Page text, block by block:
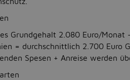
Grundgehalt 2.080 Euro/Monat
= durchschnittlich 2.700 Euro
Spesen + Anreise werden